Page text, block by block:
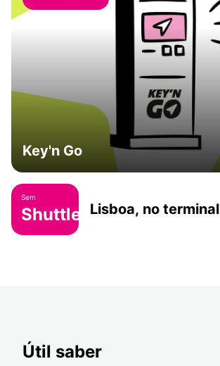
Key'n Go
Sem
Shuttle Lisboa, no terminal
Útil saber